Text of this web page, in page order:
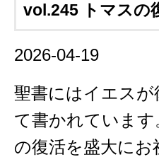
vol.245 トマスの
2026-04-19
聖書にはイエス
て書かれていま
の復活を盛大に